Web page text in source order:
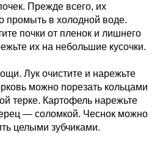
Прежде всего, их
промыть в холодной воде.
почки от пленок и лишнего
их на небольшие кусочки.
Лук очистите и нарежьте
можно порезать кольцами
терке. Картофель нарежьте
— соломкой. Чеснок можно
целыми зубчиками.